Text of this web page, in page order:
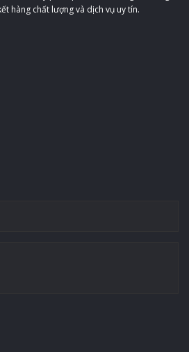
hàng chất lượng và dịch vụ uy tín.